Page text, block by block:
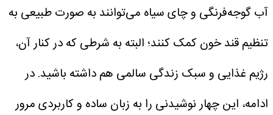
آب گوجه‌فرنگی و چای سیاه می‌توانند به صورت طبیعی به
تنظیم قند خون کمک کنند؛ البته به شرطی که در کنار آن،
رژیم غذایی و سبک زندگی سالمی هم داشته باشید.در
ادامه، این چهار نوشیدنی را به زبان ساده و کاربردی مرور